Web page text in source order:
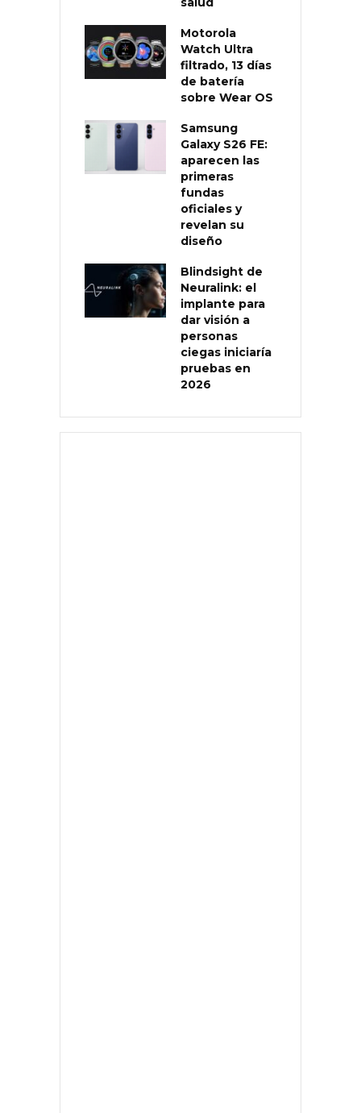
Motorola
Watch Ultra
filtrado, 13 días
de batería
sobre Wear OS
Samsung
Galaxy S26 FE:
aparecen las
primeras
fundas
oficiales y
revelan su
diseño
Blindsight de
Neuralink: el
implante para
dar visión a
personas
ciegas iniciaría
pruebas en
2026